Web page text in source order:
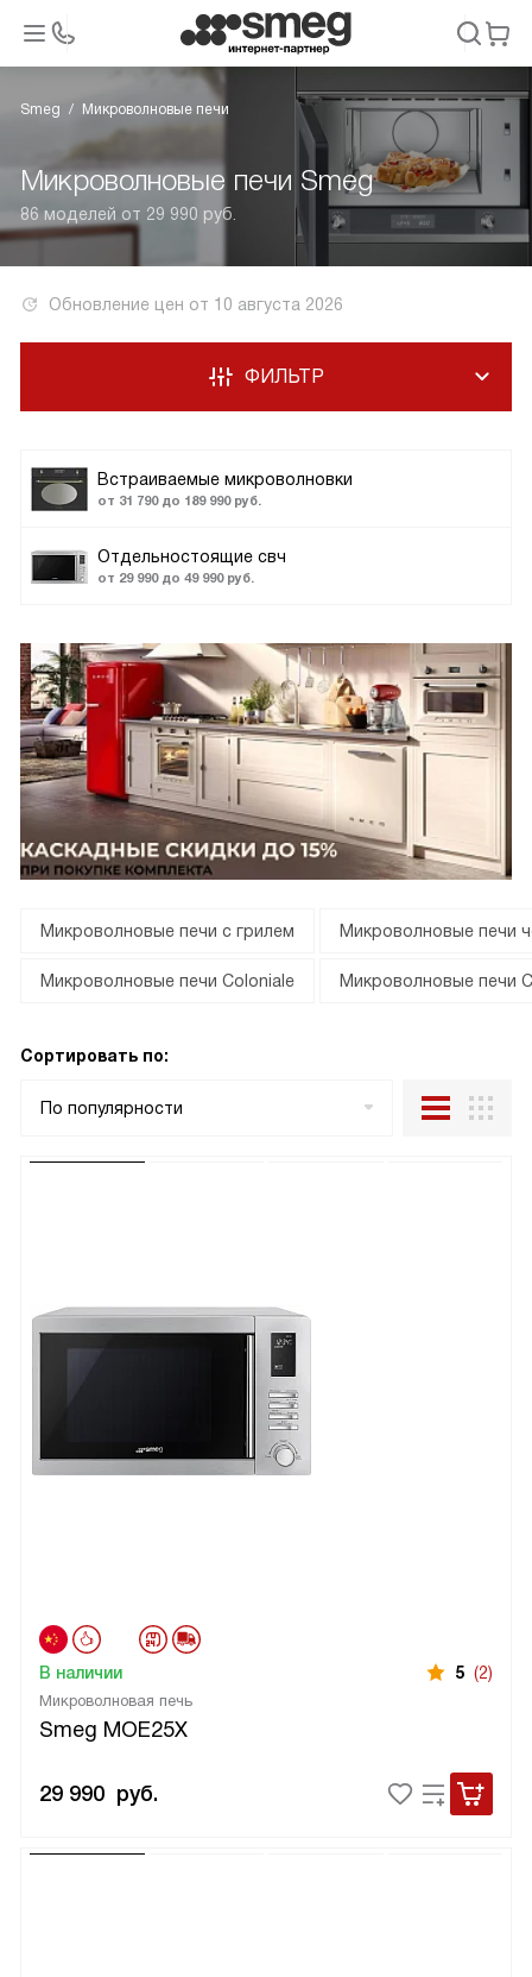
Smeg Микроволновые печи
Микроволновые печи Smeg
86 моделей от 29 990 руб.
Обновление цен от 10 августа 2026
Встраиваемые микроволновки
от 31 790 до 189 990 руб.
Отдельностоящие свч
от 29 990 до 49 990 руб.
ФИЛЬТР
Микроволновые печи с грилем Микроволновые печи
Микроволновые печи Coloniale Микроволновые печи
Сортировать по:
По популярности
Микроволновая печь
Smeg MOE25X
В наличии 5 (2)
29 990 руб.